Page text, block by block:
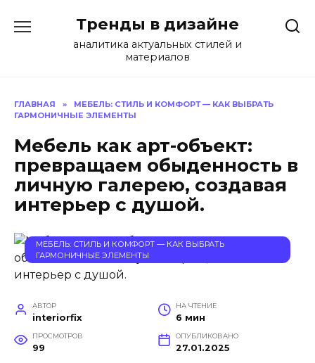
содержанию
Тренды в дизайне
аналитика актуальных стилей и
материалов
ГЛАВНАЯ »
МЕБЕЛЬ: СТИЛЬ И КОМФОРТ — КАК ВЫБРАТЬ
ГАРМОНИЧНЫЕ ЭЛЕМЕНТЫ
Мебель как арт-объект:
превращаем обыденность в
личную галерею, создавая
интерьер с душой.
МЕБЕЛЬ: СТИЛЬ И КОМФОРТ — КАК ВЫБРАТЬ
ГАРМОНИЧНЫЕ ЭЛЕМЕНТЫ
АВТОР
interiorfix
НА ЧТЕНИЕ
6 мин
ПРОСМОТРОВ
99
ОПУБЛИКОВАНО
27.01.2025